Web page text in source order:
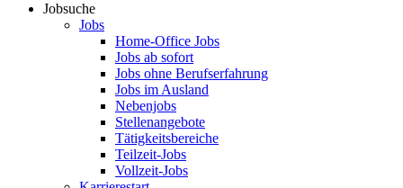
Jobsuche
Jobs
Home-Office Jobs
Jobs ab sofort
Jobs ohne Berufserfahrung
Jobs im Ausland
Nebenjobs
Stellenangebote
Tätigkeitsbereiche
Teilzeit-Jobs
Vollzeit-Jobs